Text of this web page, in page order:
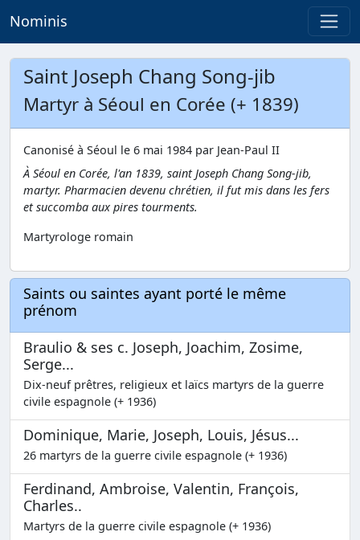
Nominis
Saint Joseph Chang Song-jib
Martyr à Séoul en Corée (+ 1839)
Canonisé à Séoul le 6 mai 1984 par Jean-Paul II
À Séoul en Corée, l'an 1839, saint Joseph Chang Song-jib,
martyr. Pharmacien devenu chrétien, il fut mis dans les fers
et succomba aux pires tourments.
Martyrologe romain
Saints ou saintes ayant porté le même
prénom
Braulio & ses c. Joseph, Joachim, Zosime,
Serge...
Dix-neuf prêtres, religieux et laïcs martyrs de la guerre
civile espagnole (+ 1936)
Dominique, Marie, Joseph, Louis, Jésus...
26 martyrs de la guerre civile espagnole (+ 1936)
Ferdinand, Ambroise, Valentin, François,
Charles..
Martyrs de la guerre civile espagnole (+ 1936)